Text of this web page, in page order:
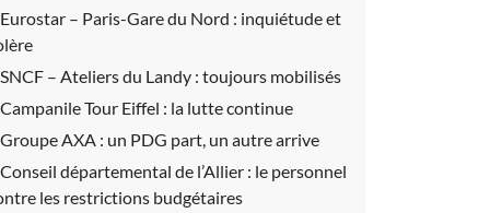
Eurostar – Paris-Gare du Nord : inquiétude et
SNCF – Ateliers du Landy : toujours mobilisés
Campanile Tour Eiffel : la lutte continue
Groupe AXA : un PDG part, un autre arrive
Conseil départemental de l’Allier : le personnel
les restrictions budgétaires